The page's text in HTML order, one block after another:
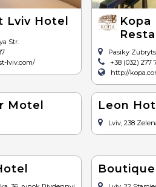
Lviv Hotel
Str.
lviv.com/
Kopa
Pasiky
+38 (032) 277
http://
Motel Leon
Lviv, 238
Boutique